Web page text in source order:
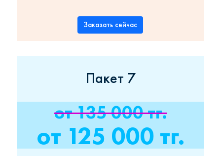
Заказать сейчас
Пакет 7
от 135 000 тг.
от 125 000 тг.